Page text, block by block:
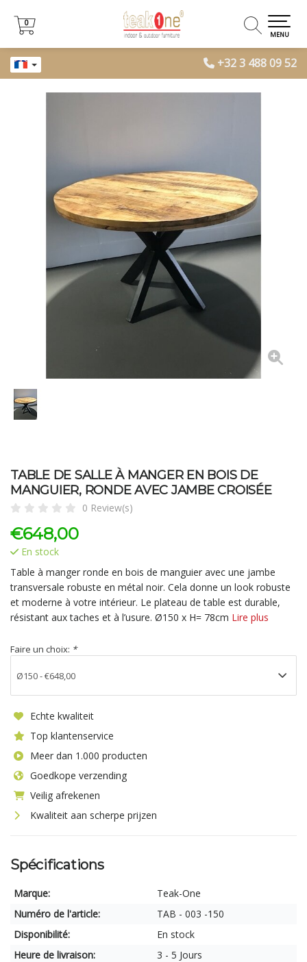
+32 3 488 09 52
0
0
MENU
TABLE DE SALLE À MANGER EN BOIS DE
MANGUIER, RONDE AVEC JAMBE CROISÉE
0 Review(s)
€648,00
En stock
Table à manger ronde en bois de manguier avec une jambe
transversale robuste en métal noir. Cela donne un look robuste
et moderne à votre intérieur. Le plateau de table est durable,
résistant aux taches et à l’usure. Ø150 x H= 78cm Lire plus
Faire un choix: *
Echte kwaliteit
Top klantenservice
Meer dan 1.000 producten
Goedkope verzending
Veilig afrekenen
Kwaliteit aan scherpe prijzen
Spécifications
Marque:
Teak-One
Numéro de l'article:
TAB - 003 -150
Disponibilité:
En stock
Heure de livraison:
3 - 5 Jours